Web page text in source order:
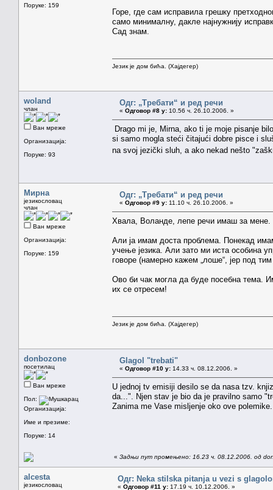
Поруке: 159
Горе, где сам исправила грешку
само минималну, дакле најнужнију
Сад знам.
Језик је дом бића. (Хајдегер)
woland
члан
Ван мреже
Организација:
Поруке: 93
Одг: „Требати“ и ред речи
« Одговор #8 у: 10.56 ч. 26.10.2006. »
Drago mi je, Mirna, ako ti je moje pisanje
si samo mogla steći čitajući dobre pisce i
na svoj jezički sluh, a ako nekad nešto
Мирна
језикословац
члан
Ван мреже
Организација:
Поруке: 159
Одг: „Требати“ и ред речи
« Одговор #9 у: 11.10 ч. 26.10.2006. »
Хвала, Воланде, лепе речи имаш за мене.
Али ја имам доста проблема. Понекад
учење језика. Али зато ми иста особина
говоре (намерно кажем „лоше“, јер под
Ово би чак могла да буде посебна тема.
их се отресем!
Језик је дом бића. (Хајдегер)
donbozone
посетилац
Ван мреже
Пол:
Организација:
Име и презиме:
Поруке: 14
Glagol "trebati"
« Одговор #10 у: 14.33 ч. 08.12.2006. »
U jednoj tv emisiji desilo se da nasa tzv.
da...". Njen stav je bio da je pravilno samo
Zanima me Vase misljenje oko ove polemike.
« Задњи пут промењено: 16.23 ч. 08.12.2006. од
alcesta
језикословац
Одг: Neka stilska pitanja u vezi s
« Одговор #11 у: 17.19 ч. 10.12.2006. »